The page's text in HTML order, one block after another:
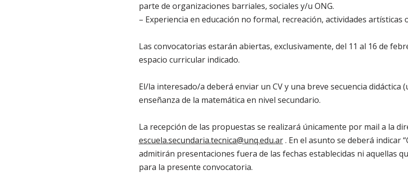
parte de organizaciones barriales, sociales y/u ONG.
– Experiencia en educación no formal, recreación, actividades artísticas
Las convocatorias estarán abiertas, exclusivamente, del 11 al 16 de
espacio curricular indicado.
El/la interesado/a deberá enviar un CV y una breve secuencia didáctica
enseñanza de la matemática en nivel secundario.
La recepción de las propuestas se realizará únicamente por mail a la
escuela.secundaria.tecnica@unq.edu.ar. En el asunto se deberá indicar
admitirán presentaciones fuera de las fechas establecidas ni aquellas
para la presente convocatoria.